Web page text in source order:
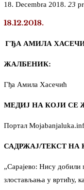
18. Decembra 2018. 23
18.12.2018.
ГЂА АМИЛА ХАСЕЧИЋ
ЖАЛБЕНИК:
Гђа Амила Хасечић
МЕДИЈ НА КОЈИ СЕ
Портал
САДРЖАЈ/ТЕКСТ
„Сарајево: Нису добили
злостављања у вртићу,